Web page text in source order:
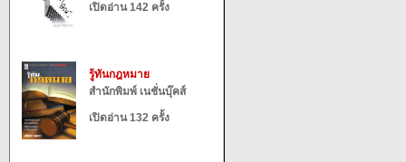
เปิดอ่าน 142 ครั้ง
รู้ทันกฎหมาย
สำนักพิมพ์ เนชั่นบุ๊คส์
เปิดอ่าน 132 ครั้ง